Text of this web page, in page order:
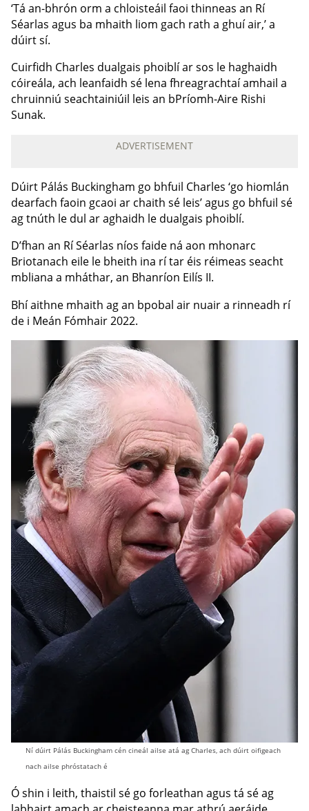
‘Tá an-bhrón orm a chloisteáil faoi thinneas an Rí
Séarlas agus ba mhaith liom gach rath a ghuí air,’ a
dúirt sí.
Cuirfidh Charles dualgais phoiblí ar sos le haghaidh
cóireála, ach leanfaidh sé lena fhreagrachtaí amhail a
chruinniú seachtainiúil leis an bPríomh-Aire Rishi
Sunak.
ADVERTISEMENT
Dúirt Pálás Buckingham go bhfuil Charles ‘go hiomlán
dearfach faoin gcaoi ar chaith sé leis’ agus go bhfuil sé
ag tnúth le dul ar aghaidh le dualgais phoiblí.
D’fhan an Rí Séarlas níos faide ná aon mhonarc
Briotanach eile le bheith ina rí tar éis réimeas seacht
mbliana a mháthar, an Bhanríon Eilís II.
Bhí aithne mhaith ag an bpobal air nuair a rinneadh rí
de i Meán Fómhair 2022.
Ní dúirt Pálás Buckingham cén cineál ailse atá ag Charles, ach dúirt oifigeach
nach ailse phróstatach é
Ó shin i leith, thaistil sé go forleathan agus tá sé ag